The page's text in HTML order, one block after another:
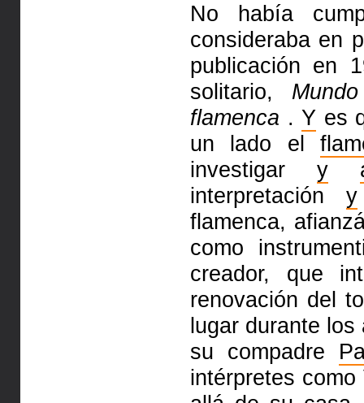
No había
consideraba en
publicación en
solitario,
flamenca .Y es
un lado el
investigar y
interpretación y
flamenca,
como
creador, que
renovación del
lugar durante
su compadre
intérpretes